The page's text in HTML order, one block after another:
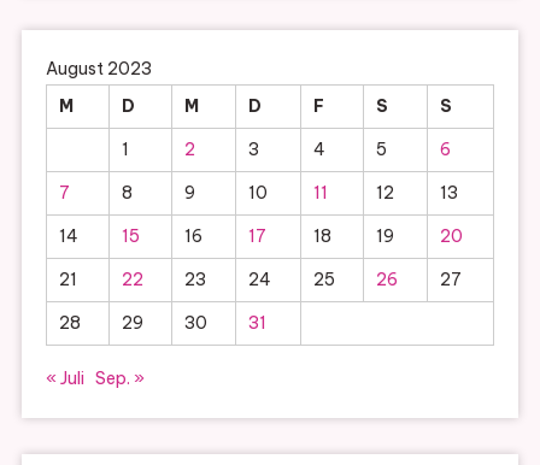
August 2023
M
D M D F S
S
1
2 3 4 5
6
7
8 9 10 11 12
13
14
15 16 17 18 19
20
21
22 23 24 25 26
27
28
29 30 31
« Juli Sep. »